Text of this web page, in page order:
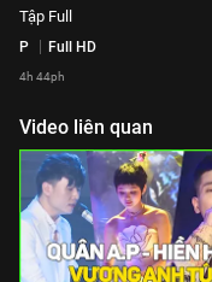
Tập Full
P Full HD
4h 44ph
Video liên quan